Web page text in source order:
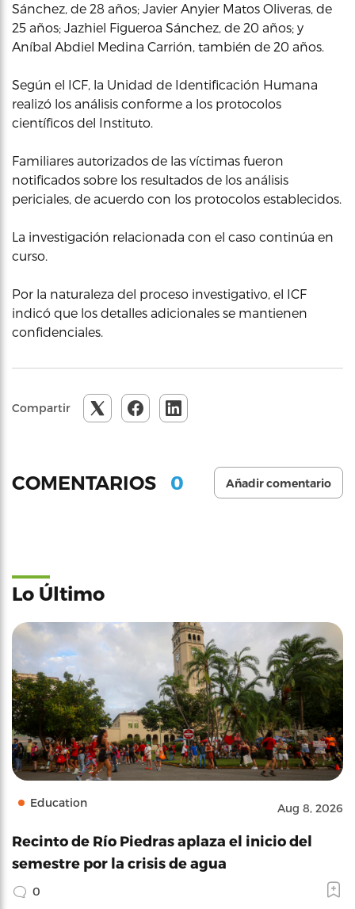
Sánchez, de 28 años; Javier Anyier Matos Oliveras, de
25 años; Jazhiel Figueroa Sánchez, de 20 años; y
Aníbal Abdiel Medina Carrión, también de 20 años.
Según el ICF, la Unidad de Identificación Humana
realizó los análisis conforme a los protocolos
científicos del Instituto.
Familiares autorizados de las víctimas fueron
notificados sobre los resultados de los análisis
periciales, de acuerdo con los protocolos establecidos.
La investigación relacionada con el caso continúa en
curso.
Por la naturaleza del proceso investigativo, el ICF
indicó que los detalles adicionales se mantienen
confidenciales.
Compartir
COMENTARIOS 0 Añadir comentario
Lo Último
Education Aug 8, 2026
Recinto de Río Piedras aplaza el inicio del
semestre por la crisis de agua
0